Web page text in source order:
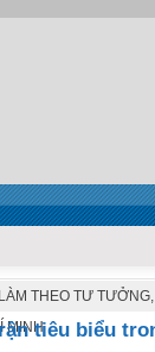
THEO TƯ
MINHtiêu biểu